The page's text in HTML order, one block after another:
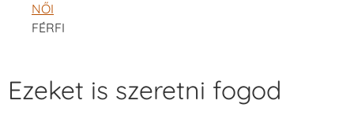
NŐI
FÉRFI
Ezeket is szeretni fogod